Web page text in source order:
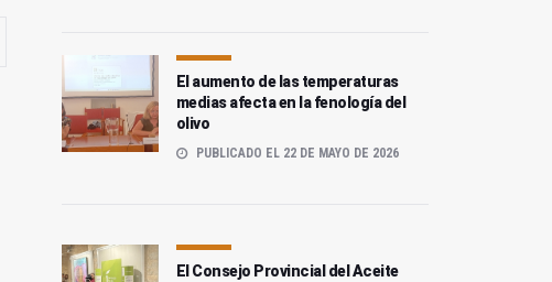
El aumento de las temperaturas
medias afecta en la fenología del
olivo
PUBLICADO EL 22 DE MAYO DE 2026
El Consejo Provincial del Aceite